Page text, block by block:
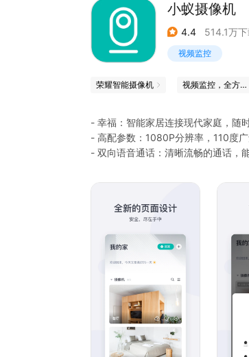
小蚁摄像机
4.4 514.1万
视频监控
荣耀智能摄像机 视频监控，全方位护航
- 幸福：智能家居连接现代家庭，随
- 高配参数：1080P分辨率，110度广
- 双向语音通话：清晰流畅的通话，
通过手机、电脑、Pad连接小蚁摄
将设备分享给亲情账号，权限自由控
开启智能报警，异常动态及时推送
既智能又简单：
二维码方式快捷连接，简单绑定您
活。
在线云服务，安全不怕丢：